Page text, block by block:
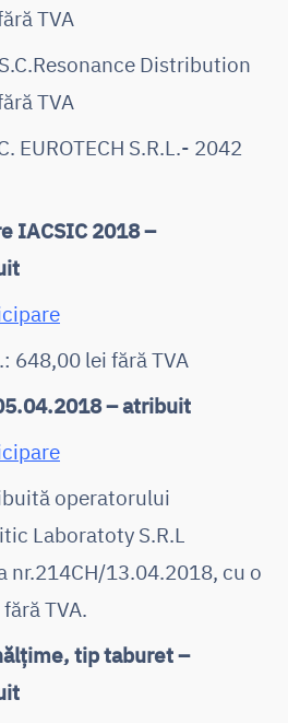
TVA
Distribution
TVA
EUROTECH S.R.L.- 2042
IACSIC 2018 –
648,00 lei fără TVA
– atribuit
operatorului
Laboratoty S.R.L
nr.214CH/13.04.2018, cu o
TVA.
tip taburet –